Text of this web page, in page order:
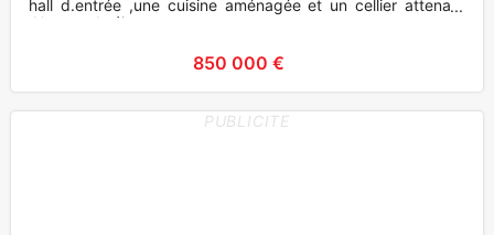
hall d.entrée ,une cuisine aménagée et un cellier attenant
.Un grand séjou
850 000 €
PUBLICITE